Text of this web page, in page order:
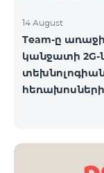
14 August
Team-ը
կանջատի 2G-